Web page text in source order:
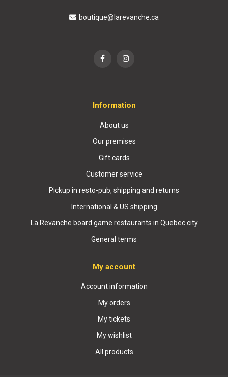
boutique@larevanche.ca
Information
About us
Our premises
Gift cards
Customer service
Pickup in resto-pub, shipping and returns
International & US shipping
La Revanche board game restaurants in Quebec city
General terms
My account
Account information
My orders
My tickets
My wishlist
All products